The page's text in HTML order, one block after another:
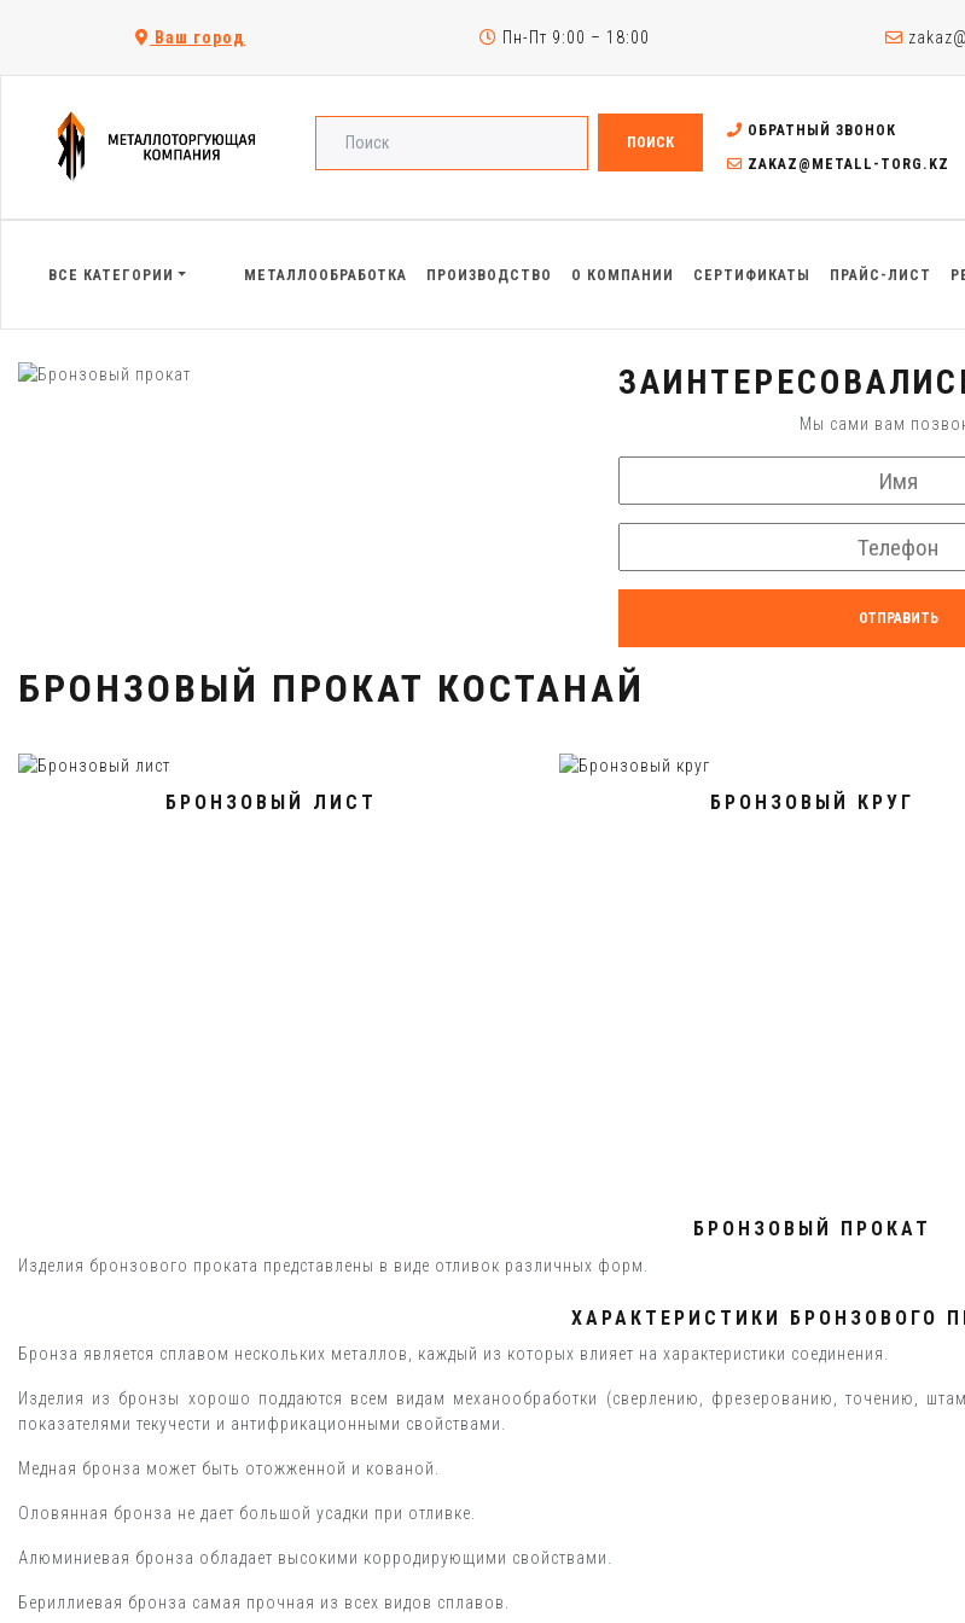
Ваш город Пн-Пт 9:00 – 18:00
ПОИСК
ОБРАТНЫЙ ЗВОНОК
ZAKAZ@METALL-TORG.KZ
ВСЕ КАТЕГОРИИ МЕТАЛЛООБРАБОТКА ПРОИЗВОДСТВО О КОМПАНИИ СЕРТИФИКАТЫ ПРАЙС-ЛИСТ
Мы сами вам
ОТПРАВИТЬ
БРОНЗОВЫЙ ПРОКАТ КОСТАНАЙ
БРОНЗОВЫЙ ЛИСТ БРОНЗОВЫЙ КРУГ
БРОНЗОВЫЙ ПРОКАТ
Изделия бронзового проката представлены в виде отливок различных форм.
ХАРАКТЕРИСТИКИ БРОНЗОВОГО
Бронза является сплавом нескольких металлов, каждый из которых влияет на характеристики соединения.
Изделия из бронзы хорошо поддаются всем видам механообработки (сверлению, фрезерованию, точению,
показателями текучести и антифрикационными свойствами.
Медная бронза может быть отожженной и кованой.
Оловянная бронза не дает большой усадки при отливке.
Алюминиевая бронза обладает высокими корродирующими свойствами.
Бериллиевая бронза самая прочная из всех видов сплавов.